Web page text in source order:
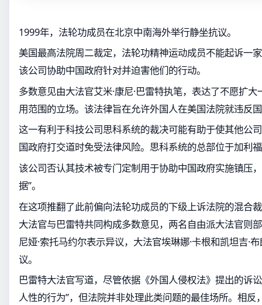
1999年，法轮功成员在北京中南海外举行静坐抗议。
美国最高法院周二裁定，法轮功精神运动成员不能起诉一
该公司协助中国政府针对并迫害他们的行动。
多数意见由大法官艾米·康尼·巴雷特执笔，表达了不愿扩
用范围的立场。该法律旨在允许外国人在美国法院就违反
这一有利于科技公司思科系统的裁决可能有助于使其他公
国政府打交道时免受法律风险。思科系统的总部位于加利
该公司否认其技术被专门定制用于协助中国政府实施镇压
据”。
在这项推翻了此前偏向法轮功成员的下级上诉法院的混合
大法官与巴雷特共同构成多数意见，两名自由派大法官则
尼娅·索托马约尔表示异议，大法官埃琳娜·卡根和凯坦吉·
议。
巴雷特大法官写道，尽管依据《外国人侵权法》提出的诉
人性的行为”，但法院并非处理此类问题的最佳场所。相反